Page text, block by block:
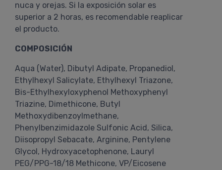
nuca y orejas. Si la exposición solar es
superior a 2 horas, es recomendable reaplicar
el producto.
COMPOSICIÓN
Aqua (Water), Dibutyl Adipate, Propanediol,
Ethylhexyl Salicylate, Ethylhexyl Triazone,
Bis-Ethylhexyloxyphenol Methoxyphenyl
Triazine, Dimethicone, Butyl
Methoxydibenzoylmethane,
Phenylbenzimidazole Sulfonic Acid, Silica,
Diisopropyl Sebacate, Arginine, Pentylene
Glycol, Hydroxyacetophenone, Lauryl
PEG/PPG-18/18 Methicone, VP/Eicosene